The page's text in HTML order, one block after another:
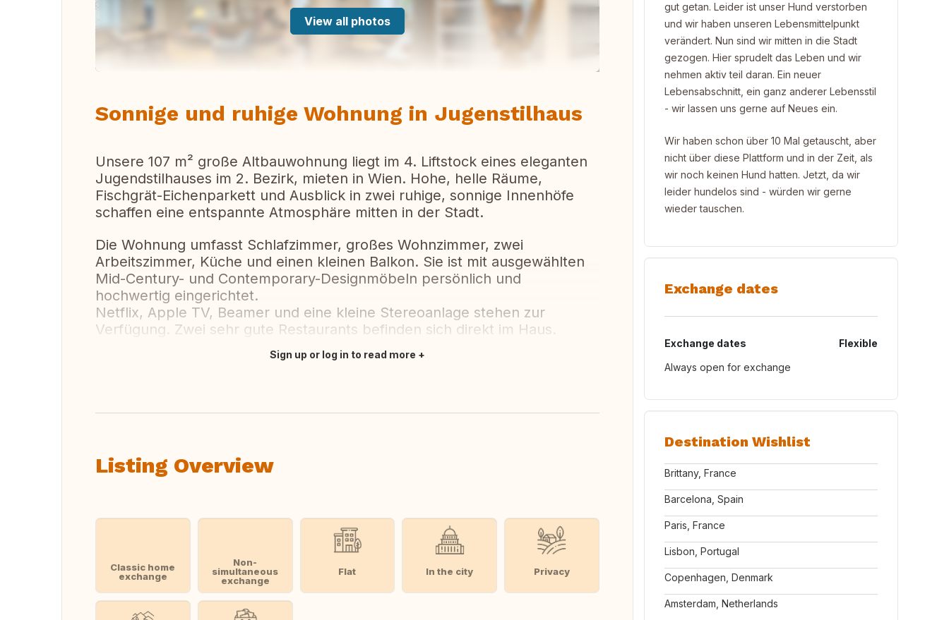
View all photos
Sonnige und ruhige Wohnung in Jugenstilhaus
Unsere 107 m² große Altbauwohnung liegt im 4. Liftstock eines eleganten
Jugendstilhauses im 2. Bezirk, mieten in Wien. Hohe, helle Räume,
Fischgrät-Eichenparkett und Ausblick in zwei ruhige, sonnige Innenhöfe
schaffen eine entspannte Atmosphäre mitten in der Stadt.
Die Wohnung umfasst Schlafzimmer, großes Wohnzimmer, zwei
Arbeitszimmer, Küche und einen kleinen Balkon. Sie ist mit ausgewählten
Mid-Century- und Contemporary-Designmöbeln persönlich und
hochwertig eingerichtet.
Netflix, Apple TV, Beamer und eine kleine Stereoanlage stehen zur
Verfügung. Zwei sehr gute Restaurants befinden sich direkt im Haus.
Sign up or log in to read more
Listing Overview
Classic home
exchange
Non-
simultaneous
exchange
Flat In the city Privacy
gut getan. Leider ist unser Hund verstorben
und wir haben unseren Lebensmittelpunkt
verändert. Nun sind wir mitten in die Stadt
gezogen. Hier sprudelt das Leben und wir
nehmen aktiv teil daran. Ein neuer
Lebensabschnitt, ein ganz anderer Lebensstil
- wir lassen uns gerne auf Neues ein.
Wir haben schon über 10 Mal getauscht, aber
nicht über diese Plattform und in der Zeit, als
wir noch keinen Hund hatten. Jetzt, da wir
leider hundelos sind - würden wir gerne
wieder tauschen.
Exchange dates
Exchange dates
Flexible
Always open for exchange
Destination Wishlist
Brittany, France
Barcelona, Spain
Paris, France
Lisbon, Portugal
Copenhagen, Denmark
Amsterdam, Netherlands